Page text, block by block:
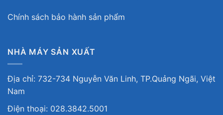
Chính sách bảo hành sản phẩm
NHÀ MÁY SẢN XUẤT
Địa chỉ: 732-734 Nguyễn Văn Linh, TP.Quảng Ngãi, Việt
Nam
Điện thoại: 028.3842.5001